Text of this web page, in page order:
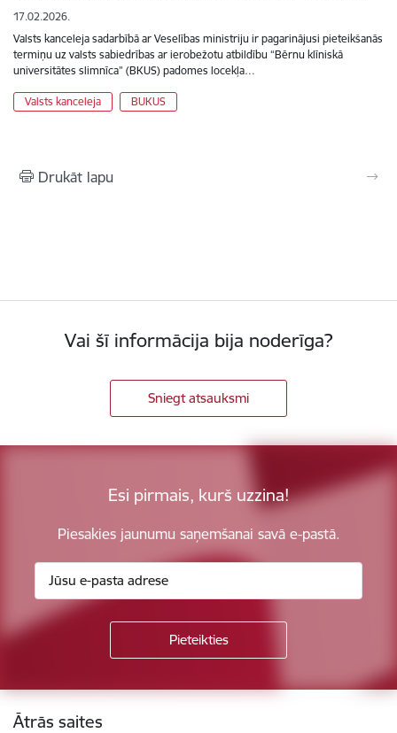
17.02.2026.
Valsts kanceleja sadarbībā ar Veselības ministriju ir pagarinājusi pieteikšanās
termiņu uz valsts sabiedrības ar ierobežotu atbildību “Bērnu klīniskā
universitātes slimnīca” (BKUS) padomes locekļa…
Valsts kanceleja BUKUS
Drukāt lapu
Vai šī informācija bija noderīga?
Sniegt atsauksmi
Esi pirmais, kurš uzzina!
Piesakies jaunumu saņemšanai savā e-pastā.
Kājene
Ātrās saites